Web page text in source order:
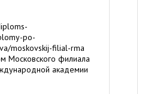
po-
moskovskij-filial-rma
Московского филиала
академии